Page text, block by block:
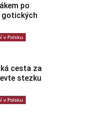
po
gotických
v Polsku
cesta za
stezku
v Polsku